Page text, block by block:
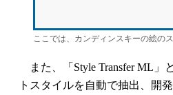
ここでは、カンディンスキーの絵の
また、「Style Transfer ML」
トスタイルを自動で抽出、開